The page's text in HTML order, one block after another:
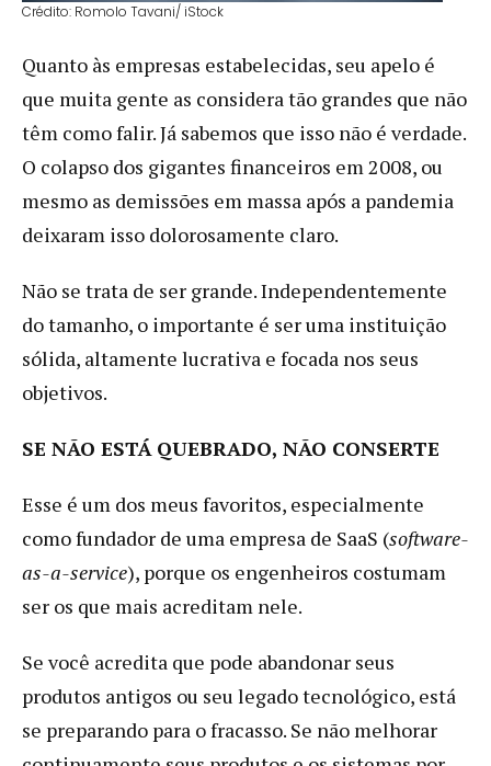
Crédito: Romolo Tavani/ iStock
Quanto às empresas estabelecidas, seu apelo é
que muita gente as considera tão grandes que não
têm como falir. Já sabemos que isso não é verdade.
O colapso dos gigantes financeiros em 2008, ou
mesmo as demissões em massa após a pandemia
deixaram isso dolorosamente claro.
Não se trata de ser grande. Independentemente
do tamanho, o importante é ser uma instituição
sólida, altamente lucrativa e focada nos seus
objetivos.
SE NÃO ESTÁ QUEBRADO, NÃO CONSERTE
Esse é um dos meus favoritos, especialmente
como fundador de uma empresa de SaaS (software-
as-a-service), porque os engenheiros costumam
ser os que mais acreditam nele.
Se você acredita que pode abandonar seus
produtos antigos ou seu legado tecnológico, está
se preparando para o fracasso. Se não melhorar